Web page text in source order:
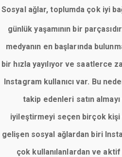
Sosyal ağlar, toplumda çok iyi
günlük yaşamının bir
medyanın en başlarında
bir hızla yayılıyor ve saatlerce
Instagram kullanıcı var. Bu
takip edenleri satın almayı
iyileştirmeyi seçen birçok kişi
gelişen sosyal ağlardan biri
çok kullanılanlardan ve